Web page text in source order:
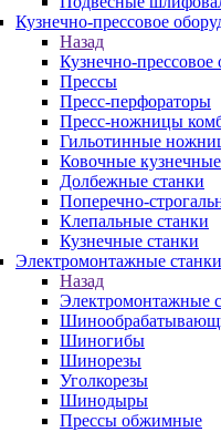
Кузнечно-прессовое
Назад
Кузнечно-прессовое
Прессы
Пресс-перфораторы
Пресс-ножницы
Гильотинные
Ковочные
Долбежные станки
Поперечно-
Клепальные станки
Кузнечные станки
Электромонтажные станки
Назад
Электромонтажные
Шиногибы
Шинорезы
Уголкорезы
Шинодыры
Прессы обжимные